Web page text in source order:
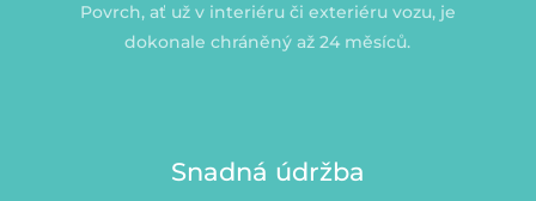
Povrch, ať už v interiéru či exteriéru vozu, je
dokonale chráněný až 24 měsíců.
Snadná údržba